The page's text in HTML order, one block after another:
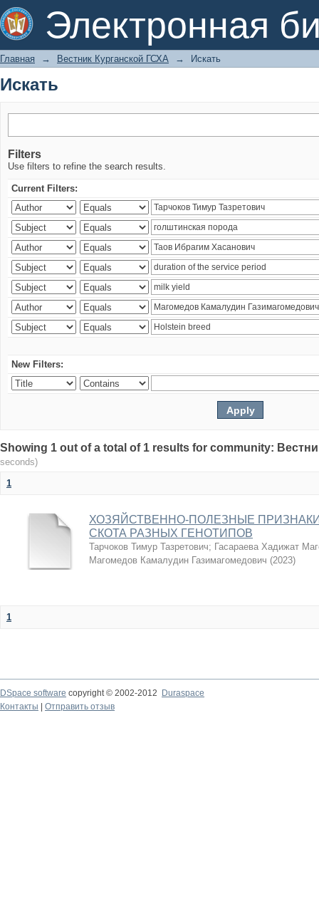
Электронная
Искать
Главная → Вестник Курганской ГСХА → Искать
Искать
Filters
Use filters to refine the search results.
Current Filters:
New Filters:
Showing 1 out of a total of 1 results for community:
seconds)
1
ХОЗЯЙСТВЕННО-ПОЛЕЗНЫЕ
СКОТА РАЗНЫХ ГЕНОТИПОВ
Тарчоков Тимур Тазретович; Гасараева Хадижат
Магомедов Камалудин Газимагомедович (2023)
1
DSpace software copyright © 2002-2012
Duraspace
Контакты
Отправить отзыв